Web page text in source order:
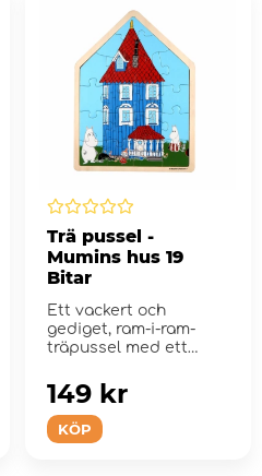
Trä pussel -
Mumins hus 19
Bitar
Ett vackert och
gediget, ram-i-ram-
träpussel med ett
KÖP
149 kr